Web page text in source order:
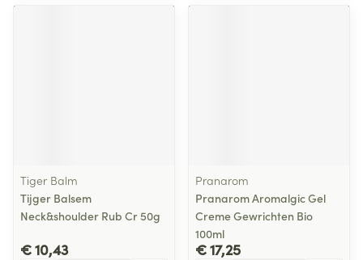
Tiger Balm
Tijger Balsem
Neck&shoulder Rub Cr 50g
€ 10,43
Pranarom
Pranarom Aromalgic Gel
Creme Gewrichten Bio
100ml
€ 17,25